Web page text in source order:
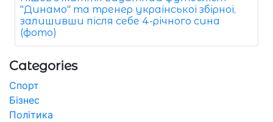
"Динамо" та тренер української збірної,
залишивши після себе 4-річного сина
(фото)
Categories
Спорт
Бізнес
Політика